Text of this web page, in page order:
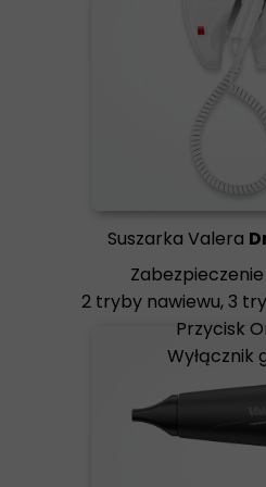
Suszarka Valera
2 tryby nawiewu, 3
Przycisk
Wyłącznik